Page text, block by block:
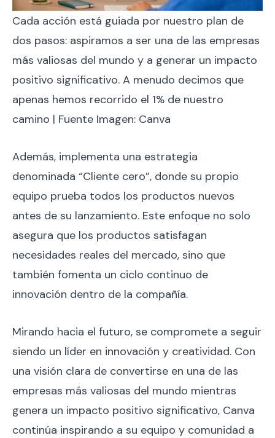
Cada acción está guiada por nuestro plan de
dos pasos: aspiramos a ser una de las empresas
más valiosas del mundo y a generar un impacto
positivo significativo. A menudo decimos que
apenas hemos recorrido el 1% de nuestro
camino | Fuente Imagen: Canva
Además, implementa una estrategia
denominada “Cliente cero”, donde su propio
equipo prueba todos los productos nuevos
antes de su lanzamiento. Este enfoque no solo
asegura que los productos satisfagan
necesidades reales del mercado, sino que
también fomenta un ciclo continuo de
innovación dentro de la compañía.
Mirando hacia el futuro, se compromete a seguir
siendo un líder en innovación y creatividad. Con
una visión clara de convertirse en una de las
empresas más valiosas del mundo mientras
genera un impacto positivo significativo, Canva
continúa inspirando a su equipo y comunidad a